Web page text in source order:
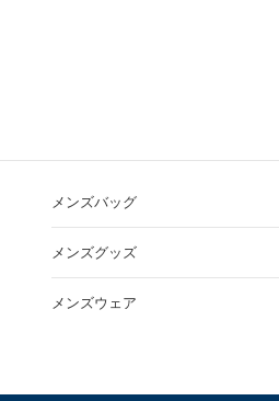
メンズバッグ
メンズグッズ
メンズウェア